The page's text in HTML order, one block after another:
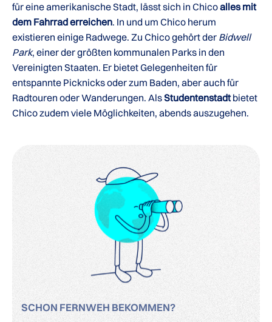
für eine amerikanische Stadt, lässt sich in Chicoalles mit
dem Fahrrad erreichen. In und um Chico herum
existieren einige Radwege. Zu Chico gehört der Bidwell
Park, einer der größten kommunalen Parks in den
Vereinigten Staaten. Er bietet Gelegenheiten für
entspannte Picknicks oder zum Baden, aber auch für
Radtouren oder Wanderungen. AlsStudentenstadtbietet
Chico zudem viele Möglichkeiten, abends auszugehen.
SCHON FERNWEH BEKOMMEN?